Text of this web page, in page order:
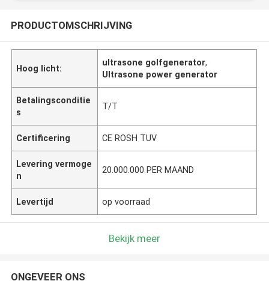
PRODUCTOMSCHRIJVING
Hoog licht:
ultrasone golfgenerator,
Ultrasone power generator
Betalingsconditie
s
T/T
Certificering CE ROSH TUV
Levering vermoge
n
20.000.000 PER MAAND
Levertijd op voorraad
Bekijk meer
ONGEVEER ONS